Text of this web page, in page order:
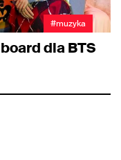
#muzyka
dla BTS